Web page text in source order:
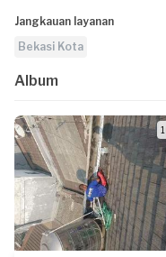
Jangkauan layanan
Bekasi Kota
Album